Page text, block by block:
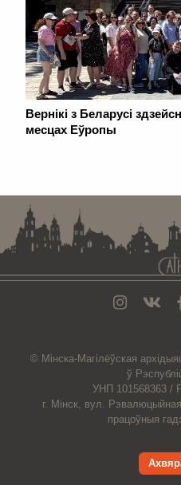
Вернікі з Беларусі
месцах Еўропы
© Мiнска-Магiлёўская
ў
УНП 101568363 /
г. Мінск, вул.
працоўныя